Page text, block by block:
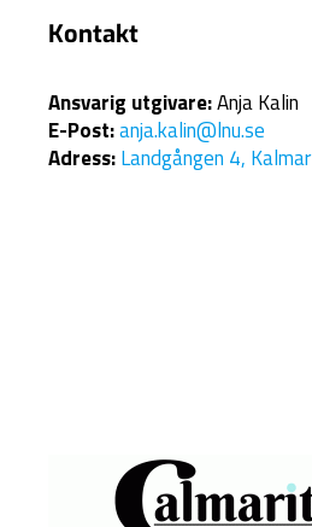
Kontakt
Ansvarig utgivare:Anja Kalin
E-Post:anja.kalin@lnu.se
Adress:Landgången 4, Kalmar